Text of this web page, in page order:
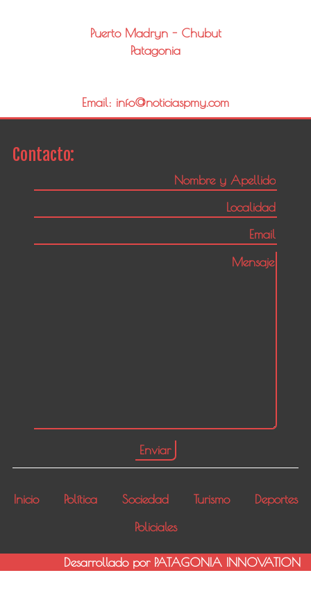
Puerto Madryn - Chubut
Patagonia
Email: info@noticiaspmy.com
Contacto:
Inicio Política Sociedad Turismo
Deportes
Policiales
Desarrollado por PATAGONIA INNOVATION